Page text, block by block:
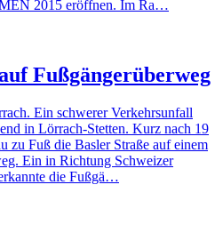
2015 eröffnen. Im Ra…
Fußgängerüberweg
Ein schwerer Verkehrsunfall
in Lörrach-Stetten. Kurz nach 19
zu Fuß die Basler Straße auf einem
Ein in Richtung Schweizer
die Fußgä…